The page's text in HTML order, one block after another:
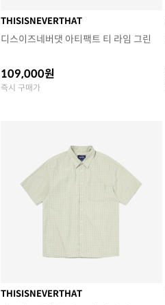
THISISNEVERTHAT
디스이즈네버댓 아티팩트 티 라임 그린
109,000원
즉시 구매가
THISISNEVERTHAT